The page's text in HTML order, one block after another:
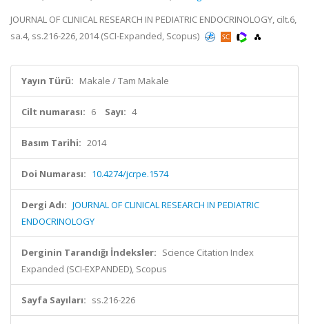
JOURNAL OF CLINICAL RESEARCH IN PEDIATRIC ENDOCRINOLOGY, cilt.6,
sa.4, ss.216-226, 2014 (SCI-Expanded, Scopus)
Yayın Türü: Makale / Tam Makale
Cilt numarası: 6 Sayı: 4
Basım Tarihi: 2014
Doi Numarası: 10.4274/jcrpe.1574
Dergi Adı: JOURNAL OF CLINICAL RESEARCH IN PEDIATRIC
ENDOCRINOLOGY
Derginin Tarandığı İndeksler: Science Citation Index
Expanded (SCI-EXPANDED), Scopus
Sayfa Sayıları: ss.216-226